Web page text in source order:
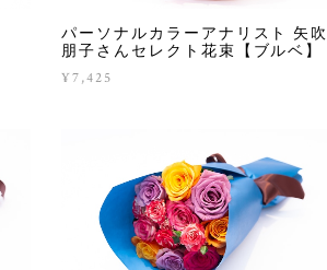
パーソナルカラーアナリスト 矢吹
朋子さんセレクト花束【ブルベ】
¥7,425